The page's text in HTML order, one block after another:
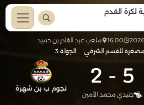
لكرة القدم
16:00
ملعب عبد القادر بن حميد
للقسم الشرفي
الجولة 3
5
-
2
جنيدي محمد الأمين
نجوم ب بن شهرة